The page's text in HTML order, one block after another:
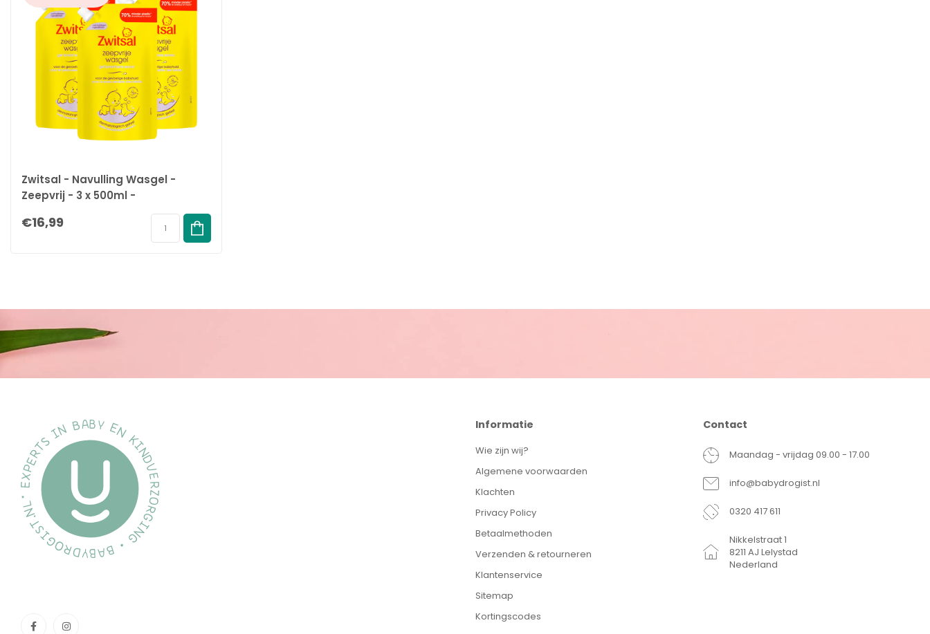
Zwitsal - Navulling Wasgel -
Zeepvrij - 3 x 500ml -
€16,99
Informatie
Wie zijn wij?
Algemene voorwaarden
Klachten
Privacy Policy
Betaalmethoden
Verzenden & retourneren
Klantenservice
Sitemap
Kortingscodes
Contact
Maandag - vrijdag 09.00 - 17.00
info@babydrogist.nl
0320 417 611
Nikkelstraat 1
8211 AJ Lelystad
Nederland